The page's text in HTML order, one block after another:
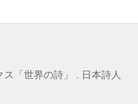
ス「世界の詩」 . 日本詩人